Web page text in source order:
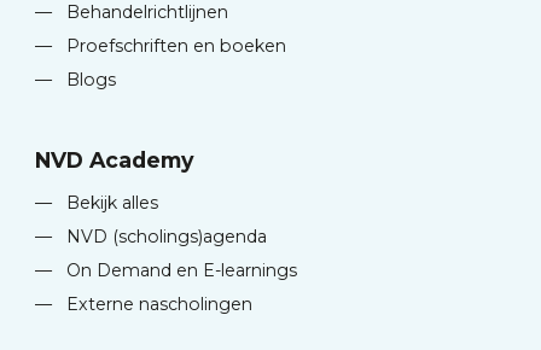
—
Behandelrichtlijnen
—
Proefschriften en boeken
—
Blogs
NVD Academy
—
Bekijk alles
—
NVD (scholings)agenda
—
On Demand en E-learnings
—
Externe nascholingen